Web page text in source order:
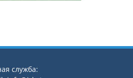
служба: